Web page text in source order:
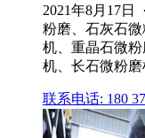
2021年8月17日
粉磨、石灰石
机、重晶石微
机、长石微粉
联系电话: 180